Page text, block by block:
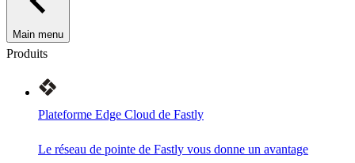
Main menu
Produits
Plateforme Edge Cloud de Fastly
Le réseau de pointe de Fastly vous donne un avantage